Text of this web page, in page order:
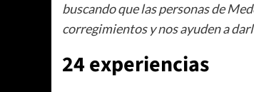
buscando que las personas de
corregimientos y nos ayuden a
24 experiencias